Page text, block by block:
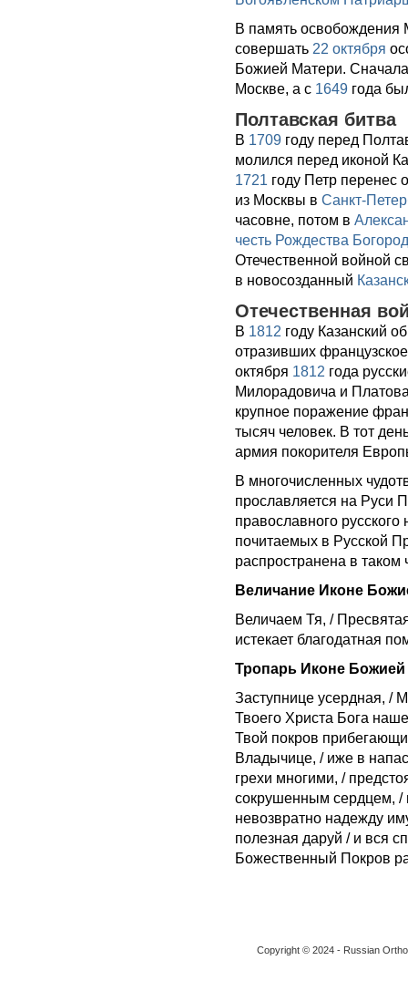
В память освобождения
совершать 22 октября
Божией Матери.
Москве, а с 1649 года
Полтавская битва
В 1709 году перед
молился перед иконой
1721 году Петр перенес
из Москвы в Санкт-
часовне, потом в
честь Рождества
Отечественной войной
в новосозданный
Отечественная
В 1812 году Казанский
отразивших
октября 1812 года
Милорадовича и
крупное поражение
тысяч человек. В тот
армия покорителя
В многочисленных
прославляется на Руси
православного
почитаемых в Русской
распространена в таком
Величание Иконе
Величаем Тя, /
истекает благодатная
Тропарь Иконе Божией
Заступнице усердная, /
Твоего Христа Бога
Твой покров
Владычице, / иже в
грехи многими, /
сокрушенным сердцем, /
невозвратно надежду
полезная даруй / и вся
Божественный Покров
Copyright © 2024 - Russian